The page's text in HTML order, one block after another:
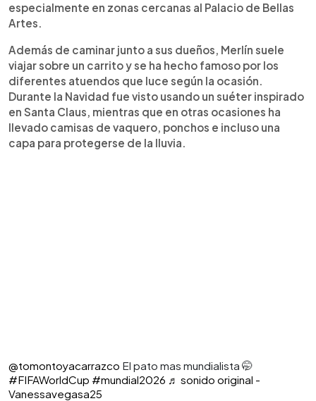
especialmente en zonas cercanas al Palacio de Bellas
Artes.
Además de caminar junto a sus dueños, Merlín suele
viajar sobre un carrito y se ha hecho famoso por los
diferentes atuendos que luce según la ocasión.
Durante la Navidad fue visto usando un suéter inspirado
en Santa Claus, mientras que en otras ocasiones ha
llevado camisas de vaquero, ponchos e incluso una
capa para protegerse de la lluvia.
@tomontoyacarrazco El pato mas mundialista 🤭
#FIFAWorldCup #mundial2026 ♬ sonido original -
Vanessavegasa25